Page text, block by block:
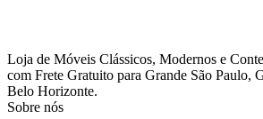
Loja de Móveis Clássicos, Modernos e
com Frete Gratuito para Grande São Paulo,
Belo Horizonte.
Sobre nós